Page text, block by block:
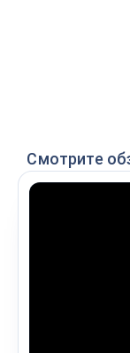
Смотрите